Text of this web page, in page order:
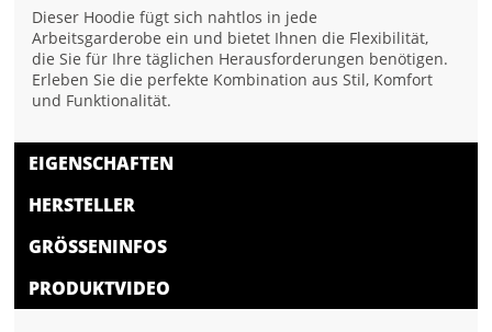
Dieser Hoodie fügt sich nahtlos in jede
Arbeitsgarderobe ein und bietet Ihnen die Flexibilität,
die Sie für Ihre täglichen Herausforderungen benötigen.
Erleben Sie die perfekte Kombination aus Stil, Komfort
und Funktionalität.
EIGENSCHAFTEN
HERSTELLER
GRÖSSENINFOS
PRODUKTVIDEO